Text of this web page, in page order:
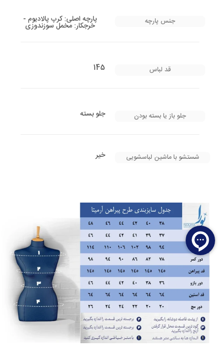
جنس پارچه پارچه اصلی: کرپ پالادیوم -
خرجکار: مخمل سوزندوزی
قد لباس 145
جلو باز یا بسته بودن جلو بسته
شستشو با ماشین لباسشویی خیر